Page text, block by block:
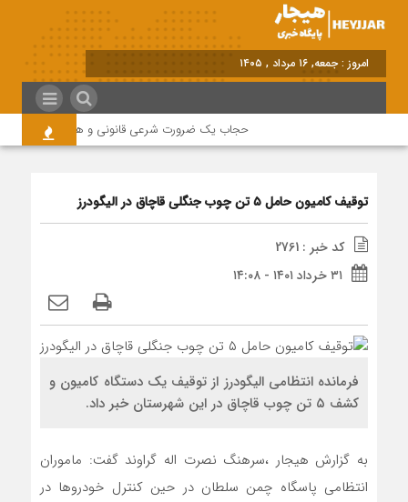
امروز : جمعه, ۱۶ مرداد , ۱۴۰۵
حجاب یک ضرورت شرعی قانونی و همه در این
توقیف کامیون حامل ۵ تن چوب جنگلی قاچاق در الیگودرز
کد خبر : 2761
۳۱ خرداد ۱۴۰۱ - ۱۴:۰۸
فرمانده انتظامی الیگودرز از توقیف یک دستگاه کامیون و
کشف ۵ تن چوب قاچاق در این شهرستان خبر داد.
به گزارش هیجار ،سرهنگ نصرت اله گراوند گفت: ماموران
انتظامی پاسگاه چمن سلطان در حین کنترل خودروها در